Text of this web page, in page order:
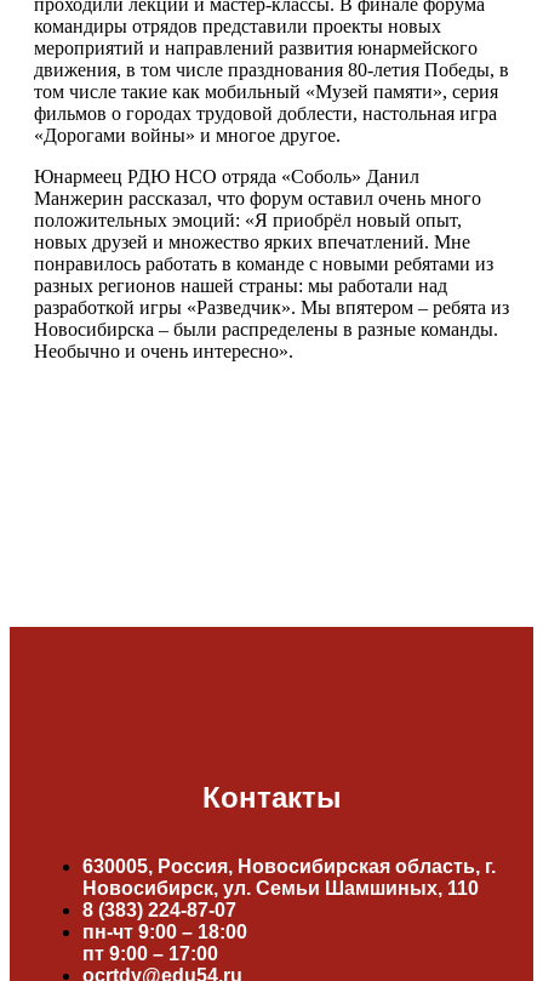
проходили лекции и мастер-классы. В финале форума
командиры отрядов представили проекты новых
мероприятий и направлений развития юнармейского
движения, в том числе празднования 80-летия Победы, в
том числе такие как мобильный «Музей памяти», серия
фильмов о городах трудовой доблести, настольная игра
«Дорогами войны» и многое другое.
Юнармеец РДЮ НСО отряда «Соболь» Данил
Манжерин рассказал, что форум оставил очень много
положительных эмоций: «Я приобрёл новый опыт,
новых друзей и множество ярких впечатлений. Мне
понравилось работать в команде с новыми ребятами из
разных регионов нашей страны: мы работали над
разработкой игры «Разведчик». Мы впятером – ребята из
Новосибирска – были распределены в разные команды.
Необычно и очень интересно».
Контакты
630005, Россия, Новосибирская область, г.
Новосибирск, ул. Семьи Шамшиных, 110
8 (383) 224-87-07
пн-чт 9:00 – 18:00
пт 9:00 – 17:00
ocrtdy@edu54.ru